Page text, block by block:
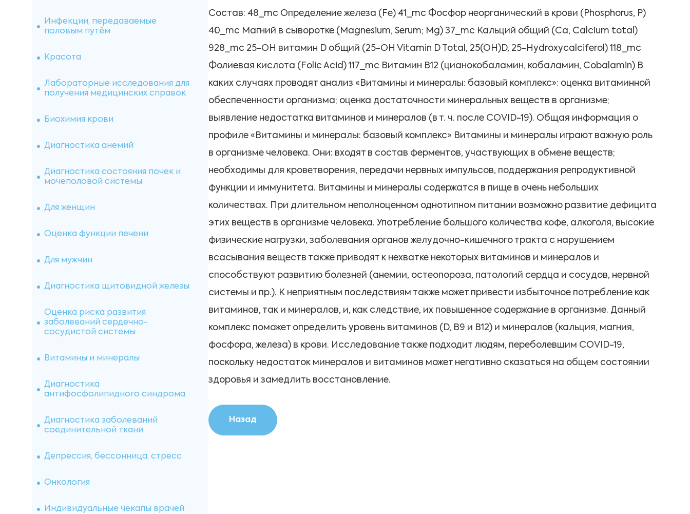
Исследование кала
Исследования спермы
Витамины
Витамины (IgE специфические)
Индивидуальные аллергены
Пищевые панели IgG4
Анальгетики и нестероидные
противовоспалительные
непереносимость (IgG4)
Иммуноферментный анализ
Иммуноцитохимические
заболеваний
Цитологические исследования
Гистологические исследования
Иммуногистохимические
Инфекции, передаваемые
половым путём
Красота
Лабораторные исследования для
получения медицинских справок
Биохимия крови
Диагностика анемий
Диагностика состояния почек и
мочеполовой системы
Для женщин
Оценка функции печени
Для мужчин
Диагностика щитовидной железы
Оценка риска развития
заболеваний сердечно-
сосудистой системы
Витамины и минералы
Диагностика
антифосфолипидного синдрома
Диагностика заболеваний
соединительной ткани
Депрессия, бессонница, стресс
Онкология
Индивидуальные чекапы врачей
Состав: 48_mc Определение железа (Fe) 41_mc Фосфор неорганический в крови (Phosphorus, P)
40_mc Магний в сыворотке (Magnesium, Serum; Мg) 37_mc Кальций общий (Ca, Calcium total)
928_mc 25-OH витамин D общий (25-OH Vitamin D Total, 25(OH)D, 25-Hydroxycalciferol) 118_mc
Фолиевая кислота (Folic Acid) 117_mc Витамин B12 (цианокобаламин, кобаламин, Cobalamin) В
каких случаях проводят анализ «Витамины и минералы: базовый комплекс»: оценка витаминной
обеспеченности организма; оценка достаточности минеральных веществ в организме;
выявление недостатка витаминов и минералов (в т. ч. после COVID-19). Общая информация о
профиле «Витамины и минералы: базовый комплекс» Витамины и минералы играют важную роль
в организме человека. Они: входят в состав ферментов, участвующих в обмене веществ;
необходимы для кроветворения, передачи нервных импульсов, поддержания репродуктивной
функции и иммунитета. Витамины и минералы содержатся в пище в очень небольших
количествах. При длительном неполноценном однотипном питании возможно развитие дефицита
этих веществ в организме человека. Употребление большого количества кофе, алкоголя, высокие
физические нагрузки, заболевания органов желудочно-кишечного тракта с нарушением
всасывания веществ также приводят к нехватке некоторых витаминов и минералов и
способствуют развитию болезней (анемии, остеопороза, патологий сердца и сосудов, нервной
системы и пр.). К неприятным последствиям также может привести избыточное потребление как
витаминов, так и минералов, и, как следствие, их повышенное содержание в организме. Данный
комплекс поможет определить уровень витаминов (D, В9 и В12) и минералов (кальция, магния,
фосфора, железа) в крови. Исследование также подходит людям, переболевшим COVID-19,
поскольку недостаток минералов и витаминов может негативно сказаться на общем состоянии
здоровья и замедлить восстановление.
Назад